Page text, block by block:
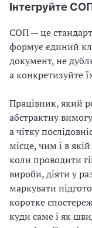
Інтегруйте
СОП — це стандарт
формує єдиний
документ, не
а конкретизуйте
Працівник, який
абстрактну
а чітку
місце, чим і в
коли проводити
вироби, діяти у
маркувати
коротке
куди саме і як